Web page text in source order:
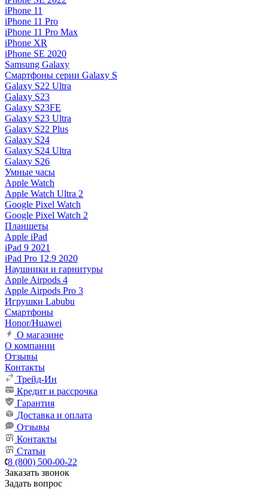
iPhone 11
iPhone 11 Pro
iPhone 11 Pro Max
iPhone XR
iPhone SE 2020
Samsung Galaxy
Смартфоны серии Galaxy S
Galaxy S22 Ultra
Galaxy S23
Galaxy S23FE
Galaxy S23 Ultra
Galaxy S22 Plus
Galaxy S24
Galaxy S24 Ultra
Galaxy S26
Умные часы
Apple Watch
Apple Watch Ultra 2
Google Pixel Watch
Google Pixel Watch 2
Планшеты
Apple iPad
iPad 9 2021
iPad Pro 12.9 2020
Наушники и гарнитуры
Apple Airpods 4
Apple Airpods Pro 3
Игрушки Labubu
Смартфоны
Honor/Huawei
О магазине
О компании
Отзывы
Контакты
Трейд-Ин
Кредит и рассрочка
Гарантия
Доставка и оплата
Отзывы
Контакты
Статьи
8 (800) 500-00-22
Заказать звонок
Задать вопрос